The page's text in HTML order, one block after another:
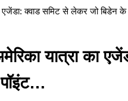
क्वाड समिट से लेकर जो बिडेन के
यात्रा का